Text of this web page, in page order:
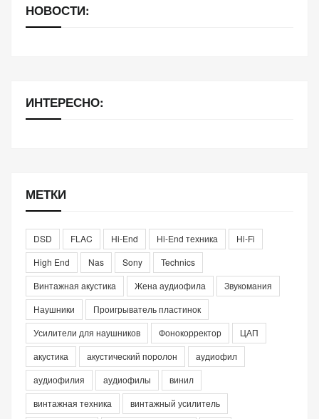
НОВОСТИ:
ИНТЕРЕСНО:
МЕТКИ
DSD FLAC Hi-End Hi-End техника
Hi-Fi
High End
Nas Sony
Technics
Винтажная акустика
Жена аудиофила
Звукомания
Наушники
Проигрыватель пластинок
Усилители для наушников
Фонокорректор
ЦАП
акустика
акустический поролон
аудиофил
аудиофилия
аудиофилы
винил
винтажная техника
винтажный усилитель